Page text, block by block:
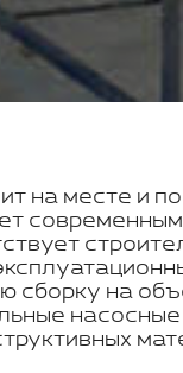
на месте и
сборку на
насосные